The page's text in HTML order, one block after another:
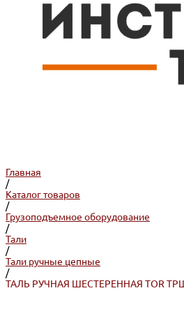
Главная
/
Каталог товаров
/
Грузоподъемное оборудование
/
Тали
/
Тали ручные цепные
/
ТАЛЬ РУЧНАЯ ШЕСТЕРЕННАЯ TOR